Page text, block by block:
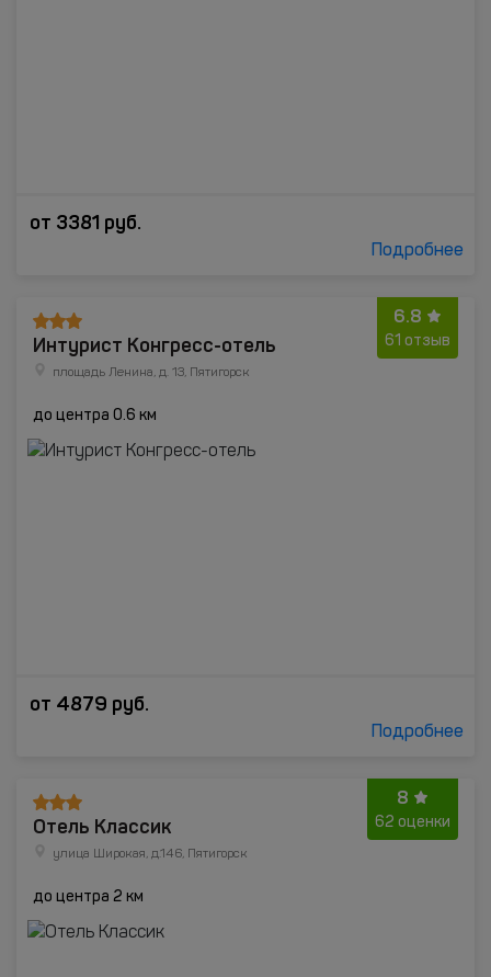
от 3381 руб.
Подробнее
6.8
61 отзыв
Интурист Конгресс-отель
площадь Ленина, д. 13, Пятигорск
до центра 0.6 км
от 4879 руб.
Подробнее
8
62 оценки
Отель Классик
улица Широкая, д.146, Пятигорск
до центра 2 км